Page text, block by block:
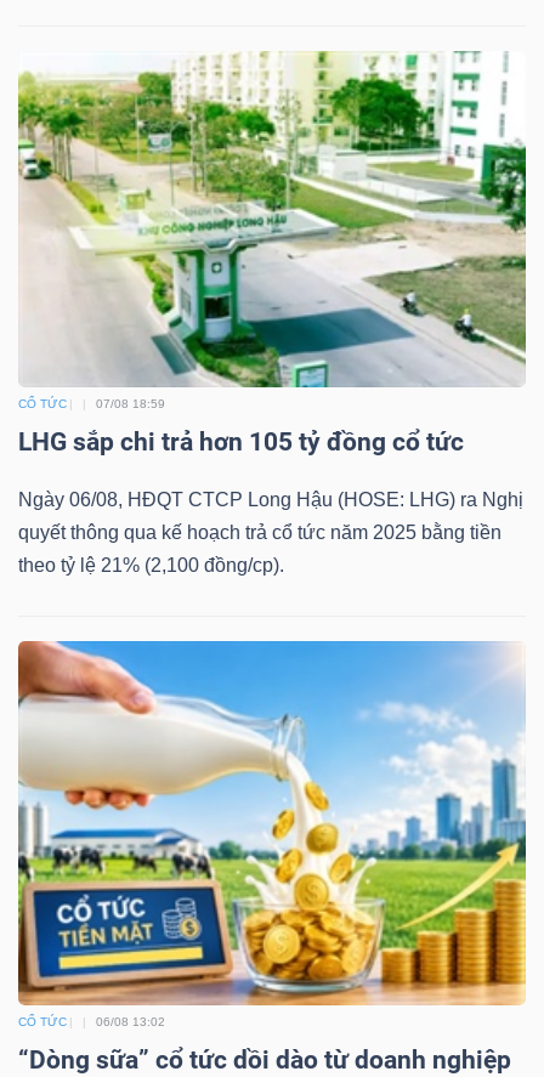
CỔ TỨC 07/08 18:59
LHG sắp chi trả hơn 105 tỷ đồng cổ tức
Ngày 06/08, HĐQT CTCP Long Hậu (HOSE: LHG) ra Nghị
quyết thông qua kế hoạch trả cổ tức năm 2025 bằng tiền
theo tỷ lệ 21% (2,100 đồng/cp).
CỔ TỨC 06/08 13:02
“Dòng sữa” cổ tức dồi dào từ doanh nghiệp
viết
của
tác
giả
tích
(-)
Thuật
ngữ
Dịch
vụ
Đào
tạo
Sách
tài